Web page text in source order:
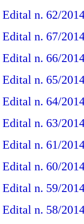
Edital n. 62/
Edital n. 67/
Edital n. 66/
Edital n. 65/
Edital n. 64/
Edital n. 63/
Edital n. 61/
Edital n. 60/
Edital n. 59/
Edital n. 58/